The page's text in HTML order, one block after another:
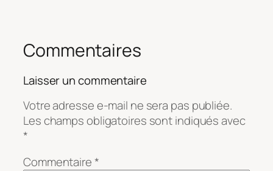
Commentaires
Laisser un commentaire
Votre adresse e-mail ne sera pas publiée.
Les champs obligatoires sont indiqués avec
*
Commentaire*